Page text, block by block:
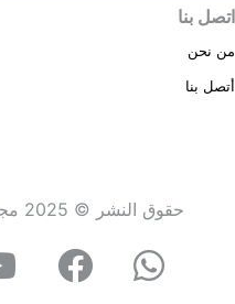
اتصل بنا
من نحن
أتصل بنا
حقوق النشر © 2025 مجموعة العايش انترناشيونال . كل الحقوق محفوظة.